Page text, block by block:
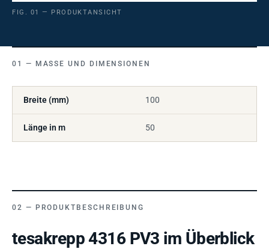
FIG. 01 — PRODUKTANSICHT
MASSE UND DIMENSIONEN
Breite (mm) 100
Länge in m 50
PRODUKTBESCHREIBUNG
tesakrepp 4316 PV3 im Überblick